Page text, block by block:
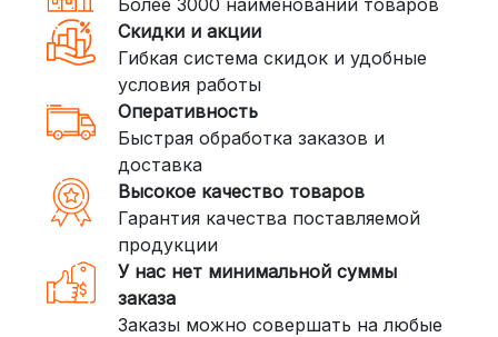
Скидки и акции
Гибкая система скидок и удобные
условия работы
Оперативность
Быстрая обработка заказов и
доставка
Высокое качество товаров
Гарантия качества поставляемой
продукции
У нас нет минимальной суммы
заказа
Заказы можно совершать на любые